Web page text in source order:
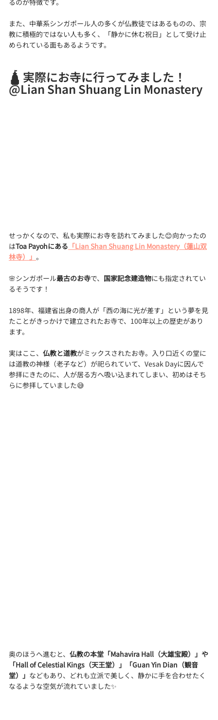
また、中華系シンガポール人の多くが仏教徒ではあるものの、宗
教に積極的ではない人も多く、「静かに休む祝日」として受け止
められている面もあるようです。
🛕 実際にお寺に行ってみました！
@Lian Shan Shuang Lin Monastery
せっかくなので、私も実際にお寺を訪れてみました😊向かったの
はToa Payohにある 「Lian Shan Shuang Lin Monastery（蓮山双
林寺）」 。
🌸シンガポール最古のお寺で、 国家記念建造物にも指定されてい
るそうです！
1898年、福建省出身の商人が「西の海に光が差す」という夢を見
たことがきっかけで建立されたお寺で、100年以上の歴史があり
ます。
実はここ、 仏教と道教がミックスされたお寺。入り口近くの堂に
は道教の神様（老子など）が祀られていて、Vesak Dayに因んで
参拝にきたのに、人が居る方へ吸い込まれてしまい、初めはそち
らに参拝していました😅
奥のほうへ進むと、 仏教の本堂「Mahavira Hall（大雄宝殿）」や
「Hall of Celestial Kings（天王堂）」「Guan Yin Dian（観音
堂）」 などもあり、どれも立派で美しく、静かに手を合わせたく
なるような空気が流れていました✨